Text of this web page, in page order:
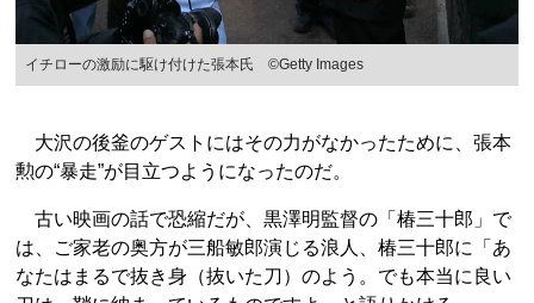
イチローの激励に駆け付けた張本氏 ©Getty Images
大沢の後釜のゲストにはその力がなかったために、張本
勲の“暴走”が目立つようになったのだ。
古い映画の話で恐縮だが、黒澤明監督の「椿三十郎」で
は、ご家老の奥方が三船敏郎演じる浪人、椿三十郎に「あ
なたはまるで抜き身（抜いた刀）のよう。でも本当に良い